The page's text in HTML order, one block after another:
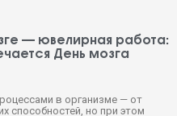
— ювелирная работа:
День мозга
в организме — от
способностей, но при этом